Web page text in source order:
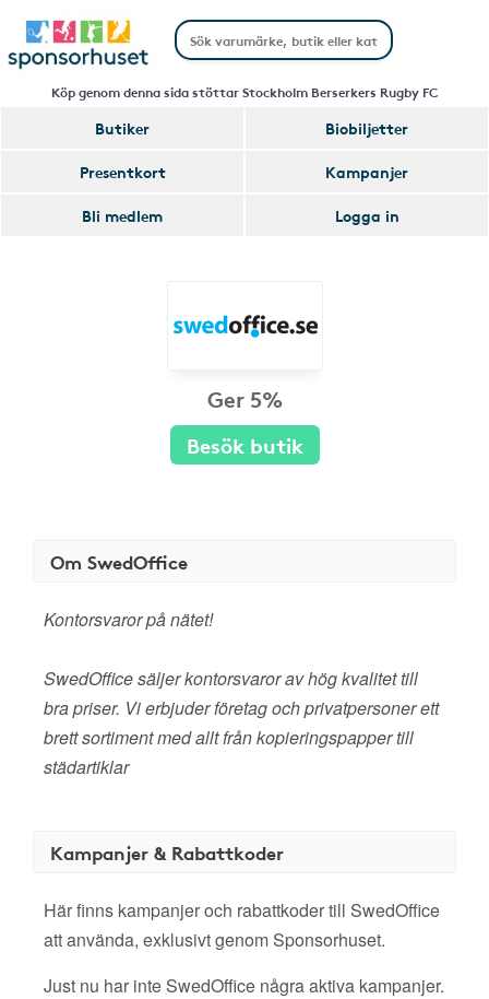
Köp genom denna sida stöttar Stockholm Berserkers Rugby FC
Butiker
Biobiljetter
Presentkort
Kampanjer
Bli medlem
Logga in
Ger 5%
Besök butik
Om SwedOffice
Kontorsvaror på nätet!
SwedOffice säljer kontorsvaror av hög kvalitet till
bra priser. Vi erbjuder företag och privatpersoner ett
brett sortiment med allt från kopieringspapper till
städartiklar
Kampanjer & Rabattkoder
Här finns kampanjer och rabattkoder till SwedOffice
att använda, exklusivt genom Sponsorhuset.
Just nu har inte SwedOffice några aktiva kampanjer.